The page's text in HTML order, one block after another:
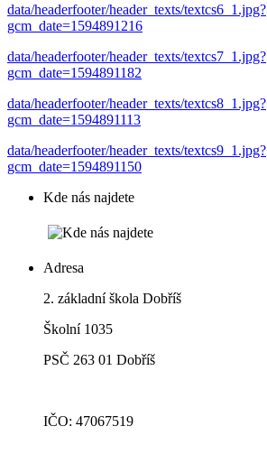
data/headerfooter/header_texts/textcs6_1.jpg?
gcm_date=1594891216
data/headerfooter/header_texts/textcs7_1.jpg?
gcm_date=1594891182
data/headerfooter/header_texts/textcs8_1.jpg?
gcm_date=1594891113
data/headerfooter/header_texts/textcs9_1.jpg?
gcm_date=1594891150
Kde nás najdete
Adresa
2. základní škola Dobříš
Školní 1035
PSČ 263 01 Dobříš
IČO: 47067519